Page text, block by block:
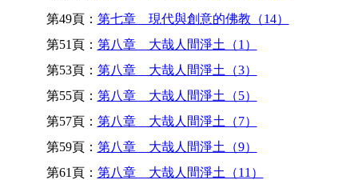
第49頁： 第七章 現代與創意的佛教（14）
第51頁： 第八章 大哉人間淨土（1）
第53頁： 第八章 大哉人間淨土（3）
第55頁： 第八章 大哉人間淨土（5）
第57頁： 第八章 大哉人間淨土（7）
第59頁： 第八章 大哉人間淨土（9）
第61頁： 第八章 大哉人間淨土（11）